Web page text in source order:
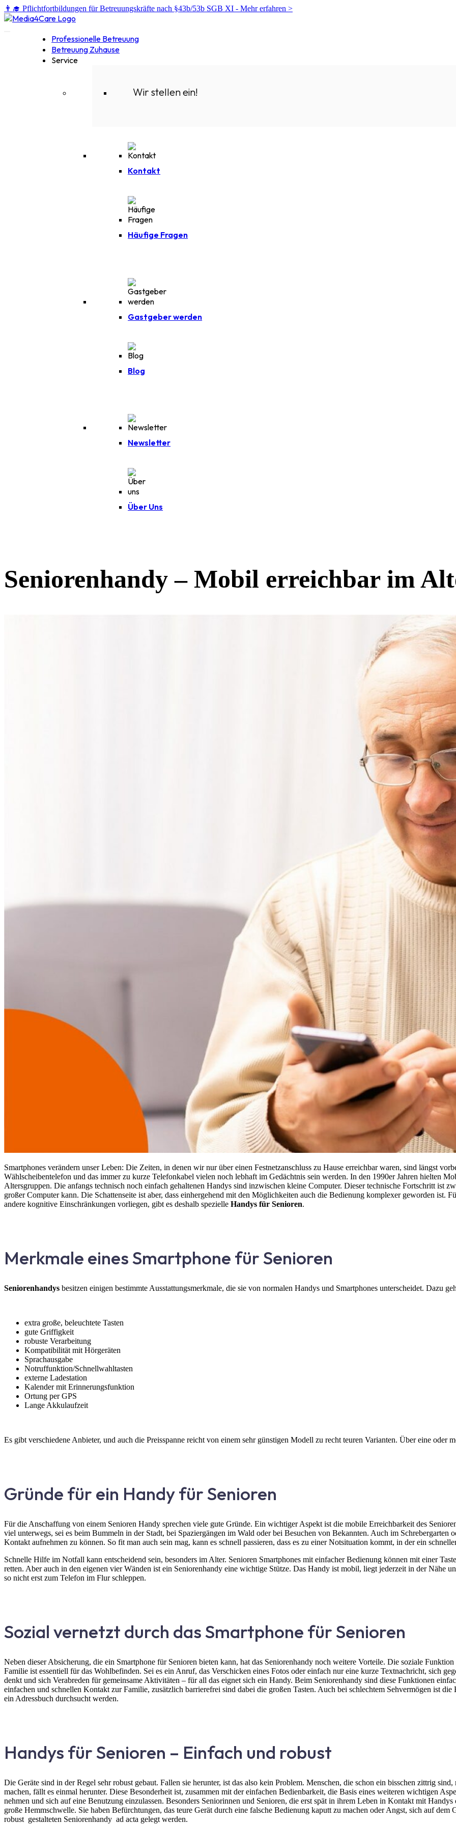
👨‍🎓 Pflichtfortbildungen für Betreuungskräfte nach §43b/53b SGB XI - Mehr erfahren >
Professionelle Betreuung
Betreuung Zuhause
Service
Wir stellen ein!
Kontakt
Häufige Fragen
Gastgeber werden
Blog
Newsletter
Über Uns
Seniorenhandy – Mobil erreichbar im
Smartphones verändern unser Leben: Die Zeiten, in denen wir nur über einen Festnetzanschluss zu Hause erreichbar waren, sind längst
Wählscheibentelefon und das immer zu kurze Telefonkabel vielen noch lebhaft im Gedächtnis sein werden. In den 1990er Jahren hielten
Altersgruppen. Die anfangs technisch noch einfach gehaltenen Handys sind inzwischen kleine Computer. Dieser technische Fortschritt ist
großer Computer kann. Die Schattenseite ist aber, dass einhergehend mit den Möglichkeiten auch die Bedienung komplexer geworden ist.
andere kognitive Einschränkungen vorliegen, gibt es deshalb spezielle Handys für Senioren.
Merkmale eines Smartphone für Senioren
Seniorenhandys besitzen einigen bestimmte Ausstattungsmerkmale, die sie von normalen Handys und Smartphones unterscheidet. Dazu
extra große, beleuchtete Tasten
gute Griffigkeit
robuste Verarbeitung
Kompatibilität mit Hörgeräten
Sprachausgabe
Notruffunktion/Schnellwahltasten
externe Ladestation
Kalender mit Erinnerungsfunktion
Ortung per GPS
Lange Akkulaufzeit
Es gibt verschiedene Anbieter, und auch die Preisspanne reicht von einem sehr günstigen Modell zu recht teuren Varianten. Über eine oder
Gründe für ein Handy für Senioren
Für die Anschaffung von einem Senioren Handy sprechen viele gute Gründe. Ein wichtiger Aspekt ist die mobile Erreichbarkeit des
viel unterwegs, sei es beim Bummeln in der Stadt, bei Spaziergängen im Wald oder bei Besuchen von Bekannten. Auch im Schrebergarten
Kontakt aufnehmen zu können. So fit man auch sein mag, kann es schnell passieren, dass es zu einer Notsituation kommt, in der ein
Schnelle Hilfe im Notfall kann entscheidend sein, besonders im Alter. Senioren Smartphones mit einfacher Bedienung können mit einer
retten. Aber auch in den eigenen vier Wänden ist ein Seniorenhandy eine wichtige Stütze. Das Handy ist mobil, liegt jederzeit in der Nähe
so nicht erst zum Telefon im Flur schleppen.
Sozial vernetzt durch das Smartphone für Senioren
Neben dieser Absicherung, die ein Smartphone für Senioren bieten kann, hat das Seniorenhandy noch weitere Vorteile. Die soziale
Familie ist essentiell für das Wohlbefinden. Sei es ein Anruf, das Verschicken eines Fotos oder einfach nur eine kurze Textnachricht, sich
denkt und sich Verabreden für gemeinsame Aktivitäten – für all das eignet sich ein Handy. Beim Seniorenhandy sind diese Funktionen
einfachen und schnellen Kontakt zur Familie, zusätzlich barrierefrei sind dabei die großen Tasten. Auch bei schlechtem Sehvermögen ist
ein Adressbuch durchsucht werden.
Handys für Senioren – Einfach und robust
Die Geräte sind in der Regel sehr robust gebaut. Fallen sie herunter, ist das also kein Problem. Menschen, die schon ein bisschen zittrig
machen, fällt es einmal herunter. Diese Besonderheit ist, zusammen mit der einfachen Bedienbarkeit, die Basis eines weiteren wichtigen
nehmen und sich auf eine Benutzung einzulassen. Besonders Seniorinnen und Senioren, die erst spät in ihrem Leben in Kontakt mit
große Hemmschwelle. Sie haben Befürchtungen, das teure Gerät durch eine falsche Bedienung kaputt zu machen oder Angst, sich auf
robust gestalteten Seniorenhandy ad acta gelegt werden.